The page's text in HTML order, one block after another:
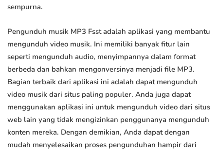
sempurna.
Pengunduh musik MP3 Fsst adalah aplikasi yang membantu
mengunduh video musik. Ini memiliki banyak fitur lain
seperti mengunduh audio, menyimpannya dalam format
berbeda dan bahkan mengonversinya menjadi file MP3.
Bagian terbaik dari aplikasi ini adalah dapat mengunduh
video musik dari situs paling populer. Anda juga dapat
menggunakan aplikasi ini untuk mengunduh video dari situs
web lain yang tidak mengizinkan penggunanya mengunduh
konten mereka. Dengan demikian, Anda dapat dengan
mudah menyelesaikan proses pengunduhan hampir dari